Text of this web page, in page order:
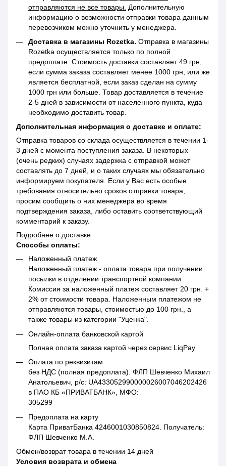
отправляются не все товары. Дополнительную
информацию о возможности отправки товара данным
перевозчиком можно уточнить у менеджера.
Доставка в магазины Rozetka. Отправка в магазины
Rozetka осуществляется только по полной
предоплате. Стоимость доставки составляет 49 грн,
если сумма заказа составляет менее 1000 грн, или же
является бесплатной, если заказ сделан на сумму
1000 грн или больше. Товар доставляется в течение
2-5 дней в зависимости от населенного пункта, куда
необходимо доставить товар.
Дополнительная информация о доставке и оплате:
Отправка товаров со склада осуществляется в течении 1-
3 дней с момента поступления заказа. В некоторых
(очень редких) случаях задержка с отправкой может
составлять до 7 дней, и о таких случаях мы обязательно
информируем покупателя. Если у Вас есть особые
требования относительно сроков отправки товара,
просим сообщить о них менеджера во время
подтверждения заказа, либо оставить соответствующий
комментарий к заказу.
Подробнее о доставке
Способы оплаты:
Наложенный платеж
Наложенный платеж - оплата товара при получении
посылки в отделении транспортной компании.
Комиссия за наложенный платеж составляет 20 грн. +
2% от стоимости товара. Наложенным платежом не
отправляются товары, стоимостью до 100 грн., а
также товары из категории "Уценка".
Онлайн-оплата банковской картой
Полная оплата заказа картой через сервис LiqPay
Оплата по реквизитам
без НДС (полная предоплата). ФЛП Шевченко Михаил
Анатольевич, р/с: UA433052990000026007046202426
в ПАО КБ «ПРИВАТБАНК», МФО:
305299
Предоплата на карту
Карта ПриватБанка 4246001030850824. Получатель:
ФЛП Шевченко М.А.
Обмен/возврат товара в течении 14 дней
Условия возврата и обмена